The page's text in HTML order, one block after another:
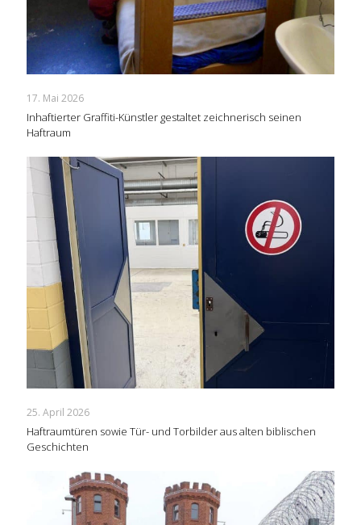
17. Mai 2026
Inhaftierter Graffiti-Künstler gestaltet zeichnerisch seinen
Haftraum
25. April 2026
Haftraumtüren sowie Tür- und Torbilder aus alten biblischen
Geschichten